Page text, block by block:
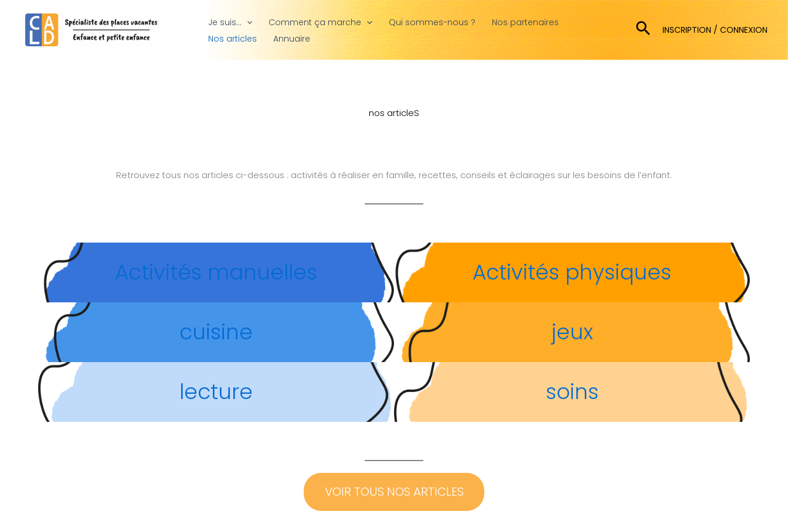
contenu
Je suis… Comment ça marche Qui sommes-nous ?
Nos partenaires
Nos articles
Annuaire Rechercher
INSCRIPTION / CONNEXION
nos articleS
Retrouvez tous nos articles ci-dessous : activités à réaliser en famille, recettes, conseils et éclairages sur les besoins de l’enfant.
Activités manuelles
cuisine
lecture
Activités physiques
jeux
soins
VOIR TOUS NOS ARTICLES